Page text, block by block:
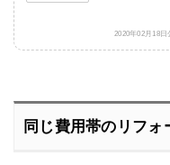
2020年02月18日
同じ費用帯のリフォ